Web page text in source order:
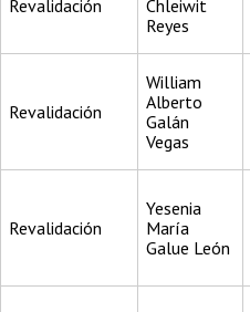
Revalidación
Chleiwit
Reyes
Revalidación
William
Alberto
Galán
Vegas
Revalidación
Yesenia
María
Galue León